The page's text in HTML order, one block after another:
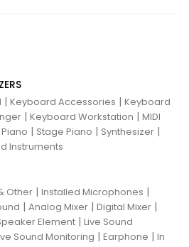
| Keyboard Accessories | Keyboard
| Keyboard Workstation | MIDI
| Stage Piano | Synthesizer |
Instruments
Other | Installed Microphones |
| Analog Mixer | Digital Mixer |
Element | Live Sound
Sound Monitoring | Earphone | In